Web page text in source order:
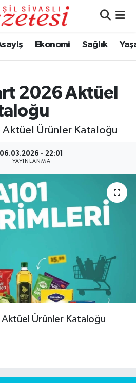
Ekonomi Sağlık
2026 Aktüel
Aktüel Ürünler Kataloğu
06.03.2026 - 22:01
YAYINLANMA
Ürünler Kataloğu